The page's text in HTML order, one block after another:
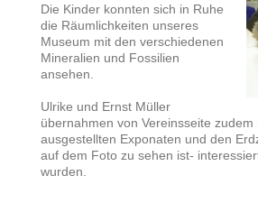
Die Kinder konnten sich in Ruhe
die Räumlichkeiten unseres
Museum mit den verschiedenen
Mineralien und Fossilien
ansehen.
Ulrike und Ernst Müller
übernahmen von Vereinsseite
ausgestellten Exponaten und den
auf dem Foto zu sehen ist-
wurden.